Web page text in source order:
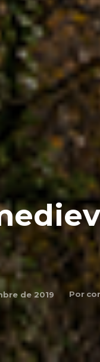
de 2019 Por